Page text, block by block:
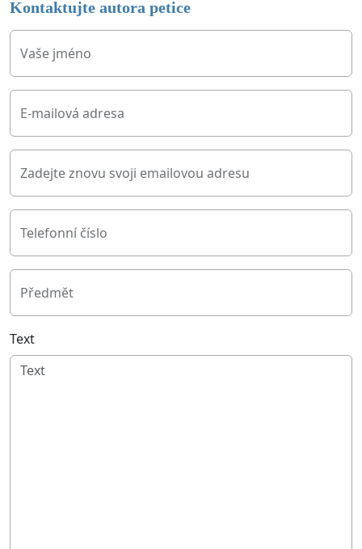
Kontaktujte autora petice
Vaše jméno
E-mailová adresa
Zadejte znovu svoji emailovou adresu
Telefonní číslo
Předmět
Text